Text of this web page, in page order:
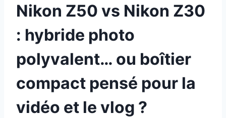
Nikon Z50 vs Nikon Z30
: hybride photo
polyvalent… ou boîtier
compact pensé pour la
vidéo et le vlog ?